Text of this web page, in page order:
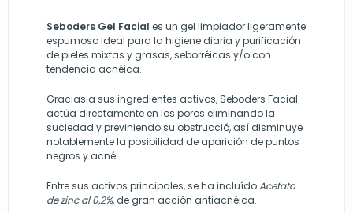
Seboders Gel Facial es un gel limpiador ligeramente
espumoso ideal para la higiene diaria y purificación
de pieles mixtas y grasas, seborréicas y/o con
tendencia acnéica.
Gracias a sus ingredientes activos, Seboders Facial
actúa directamente en los poros eliminando la
suciedad y previniendo su obstrucció, así disminuye
notablemente la posibilidad de aparición de puntos
negros y acné.
Entre sus activos principales, se ha incluídoAcetato
de zinc al 0,2%,de gran acción antiacnéica.